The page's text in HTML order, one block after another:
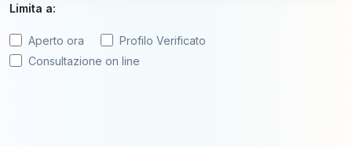
Limita a:
Aperto ora
Profilo Verificato
Consultazione on line